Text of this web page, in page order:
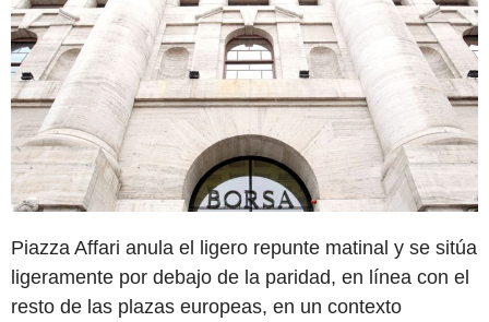
Piazza Affari anula el ligero repunte matinal y se sitúa
ligeramente por debajo de la paridad, en línea con el
resto de las plazas europeas, en un contexto